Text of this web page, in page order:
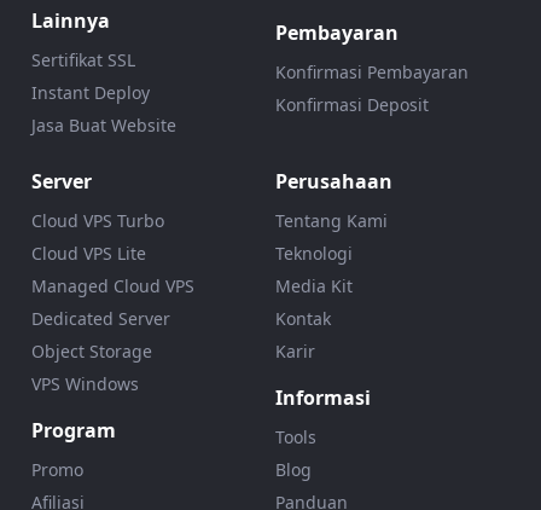
Lainnya
Sertifikat SSL
Instant Deploy
Jasa Buat Website
Pembayaran
Konfirmasi Pembayaran
Konfirmasi Deposit
Server
Cloud VPS Turbo
Cloud VPS Lite
Managed Cloud VPS
Dedicated Server
Object Storage
VPS Windows
Program
Promo
Afiliasi
Perusahaan
Tentang Kami
Teknologi
Media Kit
Kontak
Karir
Informasi
Tools
Blog
Panduan